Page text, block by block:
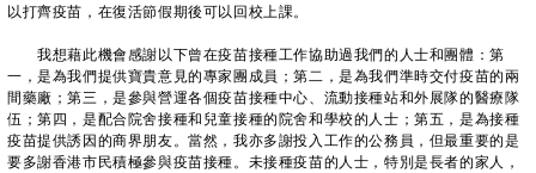
以打齊疫苗，在復活節假期後可以回校上課。
我想藉此機會感謝以下曾在疫苗接種工作協助過我們的人士和團體：第
一，是為我們提供寶貴意見的專家團成員；第二，是為我們準時交付疫苗的兩
間藥廠；第三，是參與營運各個疫苗接種中心、流動接種站和外展隊的醫療隊
伍；第四，是配合院舍接種和兒童接種的院舍和學校的人士；第五，是為接種
疫苗提供誘因的商界朋友。當然，我亦多謝投入工作的公務員，但最重要的是
要多謝香港市民積極參與疫苗接種。未接種疫苗的人士，特別是長者的家人，